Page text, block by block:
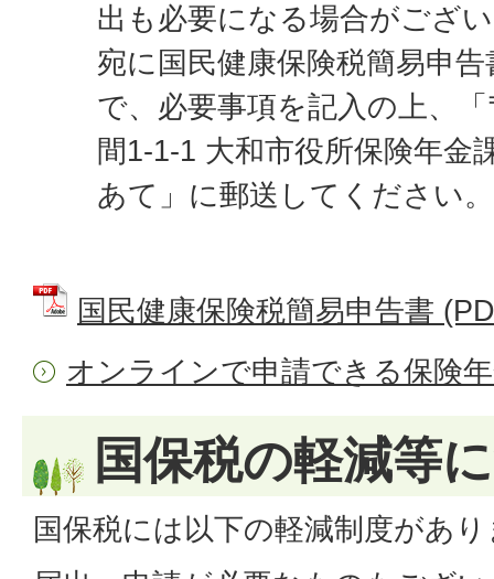
出も必要になる場合がござ
宛に国民健康保険税簡易申
で、必要事項を記入の上、
間1-1-1 大和市役所保険年金
あて」に郵送してください。
国民健康保険税簡易申告書
オンラインで申請できる保険
国保税の軽減等
国保税には以下の軽減制度があ